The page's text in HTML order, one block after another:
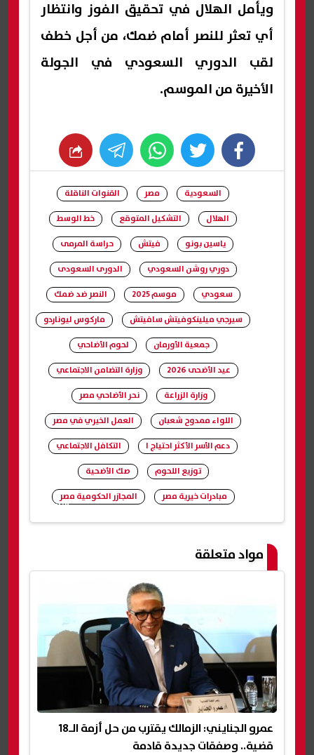
ويأمل الهلال في تحقيق الفوز وانتظار
أي تعثر للنصر أمام ضمك، من أجل خطف
لقب الدوري السعودي في الجولة
الأخيرة من الموسم.
facebook
twitter
whats
شارك
السعودية مصر
القنوات الناقلة
الهلال
التشكيل المتوقع
خط الوسط
ياسين بونو
فيتش
حراسة المرمى
دوري روشن السعودي
الدورى السعودى
سعودي
موسم 2025
النصر ضد ضمك
سيرجي ميلينكوفيتش سافيتش
ماركوس ليوناردو
جمعية الأورمان
لحوم الأضاحي
عيد الأضحى 2026
وزارة التضامن الاجتماعي
وزارة الزراعة
نحر الأضاحي مصر
اللواء ممدوح شعبان
العمل الخيري في مصر
دعم الأسر الأكثر احتياج ا
التكافل الاجتماعي
توزيع اللحوم
صك الأضحية
مبادرات خيرية مصر
المجازر الحكومية مصر
مواد متعلقة
عمرو الجنايني: الزمالك يقترب من حل أزمة الـ18
قضية.. وصفقات جديدة قادمة